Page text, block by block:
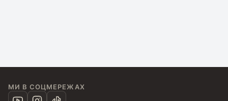
МИ В СОЦМЕРЕЖАХ